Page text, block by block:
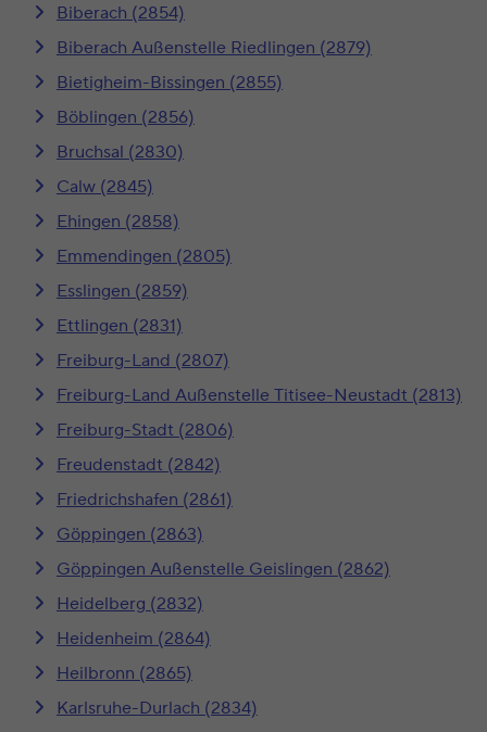
Biberach (2854)
Biberach Außenstelle Riedlingen (2879)
Bietigheim-Bissingen (2855)
Böblingen (2856)
Bruchsal (2830)
Calw (2845)
Ehingen (2858)
Emmendingen (2805)
Esslingen (2859)
Ettlingen (2831)
Freiburg-Land (2807)
Freiburg-Land Außenstelle Titisee-Neustadt (2813)
Freiburg-Stadt (2806)
Freudenstadt (2842)
Friedrichshafen (2861)
Göppingen (2863)
Göppingen Außenstelle Geislingen (2862)
Heidelberg (2832)
Heidenheim (2864)
Heilbronn (2865)
Karlsruhe-Durlach (2834)